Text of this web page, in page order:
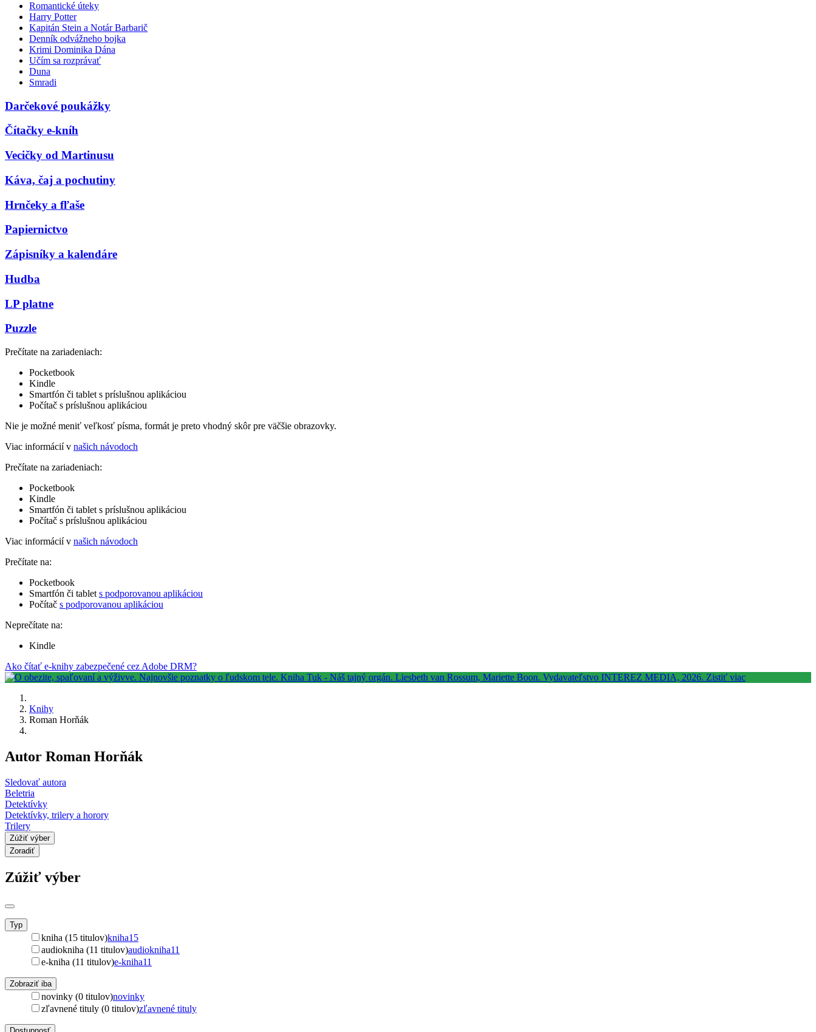
Romantické úteky
Harry Potter
Kapitán Stein a Notár Barbarič
Denník odvážneho bojka
Krimi Dominika Dána
Učím sa rozprávať
Duna
Smradi
Darčekové poukážky
Čítačky e-kníh
Vecičky od Martinusu
Káva, čaj a pochutiny
Hrnčeky a fľaše
Papiernictvo
Zápisníky a kalendáre
Hudba
LP platne
Puzzle
Prečítate na zariadeniach:
Pocketbook
Kindle
Smartfón či tablet s príslušnou aplikáciou
Počítač s príslušnou aplikáciou
Nie je možné meniť veľkosť písma, formát je preto vhodný skôr pre väčšie obrazovky.
Viac informácií v našich návodoch
Prečítate na zariadeniach:
Pocketbook
Kindle
Smartfón či tablet s príslušnou aplikáciou
Počítač s príslušnou aplikáciou
Viac informácií v našich návodoch
Prečítate na:
Pocketbook
Smartfón či tablet s podporovanou aplikáciou
Počítač s podporovanou aplikáciou
Neprečítate na:
Kindle
Ako čítať e-knihy zabezpečené cez Adobe DRM?
Knihy
Roman Horňák
Autor Roman Horňák
Sledovať autora
Beletria
Detektívky
Detektívky, trilery a horory
Trilery
Zúžiť výber
Zoradiť
Zúžiť výber
Typ
kniha (15 titulov)kniha15
audiokniha (11 titulov)audiokniha11
e-kniha (11 titulov)e-kniha11
Zobraziť iba
novinky (0 titulov)novinky
zľavnené tituly (0 titulov)zľavnené tituly